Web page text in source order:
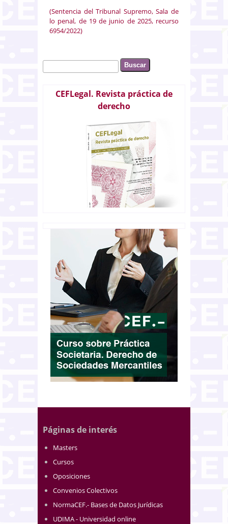
(Sentencia del Tribunal Supremo, Sala de
lo penal, de 19 de junio de 2025, recurso
6954/2022)
Formulario de búsqueda
Buscar
CEFLegal. Revista práctica de
derecho
Páginas de interés
Masters
Cursos
Oposiciones
Convenios Colectivos
NormaCEF.- Bases de Datos Jurídicas
UDIMA - Universidad online